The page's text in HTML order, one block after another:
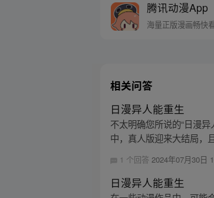
腾讯动漫App
海量正版漫画畅快
相关问答
日漫异人能重生
不太明确您所说的“日漫
中，真人版迎来大结局，
1 个回答2024年07月30日
日漫异人能重生